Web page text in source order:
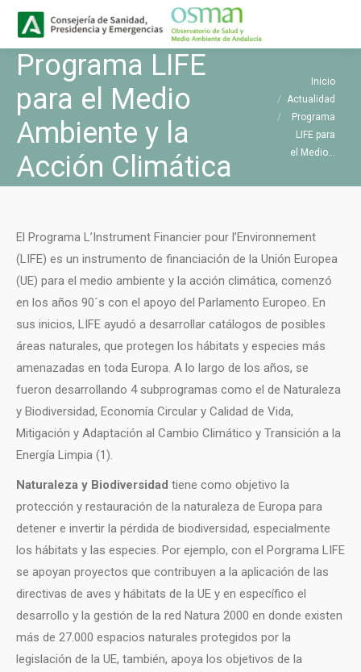
Programa LIFE
para el Medio
Ambiente y la
Acción Climática
Estás aquí:Inicio
Actualidad
Programa
LIFE para
el Medio…
El Programa L’Instrument Financier pour l’Environnement
(LIFE) es un instrumento de financiación de la Unión Europea
(UE) para el medio ambiente y la acción climática, comenzó
en los años 90´s con el apoyo del Parlamento Europeo. En
sus inicios, LIFE ayudó a desarrollar catálogos de posibles
áreas naturales, que protegen los hábitats y especies más
amenazadas en toda Europa. A lo largo de los años, se
fueron desarrollando 4 subprogramas como el de Naturaleza
y Biodiversidad, Economía Circular y Calidad de Vida,
Mitigación y Adaptación al Cambio Climático y Transición a la
Energía Limpia (1).
Naturaleza y Biodiversidad tiene como objetivo la
protección y restauración de la naturaleza de Europa para
detener e invertir la pérdida de biodiversidad, especialmente
los hábitats y las especies. Por ejemplo, con el Porgrama LIFE
se apoyan proyectos que contribuyen a la aplicación de las
directivas de aves y hábitats de la UE y en específico el
desarrollo y la gestión de la red Natura 2000 en donde existen
más de 27.000 espacios naturales protegidos por la
legislación de la UE, también, apoya los objetivos de la